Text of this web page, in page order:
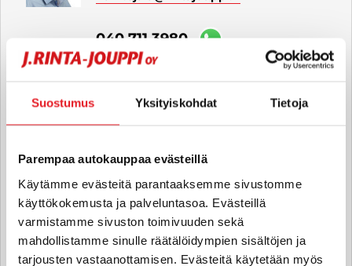
Suostumus Yksityiskohdat Tietoja
Parempaa autokauppaa evästeillä
Käytämme evästeitä parantaaksemme sivustomme
käyttökokemusta ja palveluntasoa. Evästeillä
varmistamme sivuston toimivuuden sekä
mahdollistamme sinulle räätälöidympien sisältöjen ja
tarjousten vastaanottamisen. Evästeitä käytetään myös
040 711 3980
Teppo Rintala
Automyyjä FI | EN
040 751 2320
Olli-Pekka Lähdesmäki